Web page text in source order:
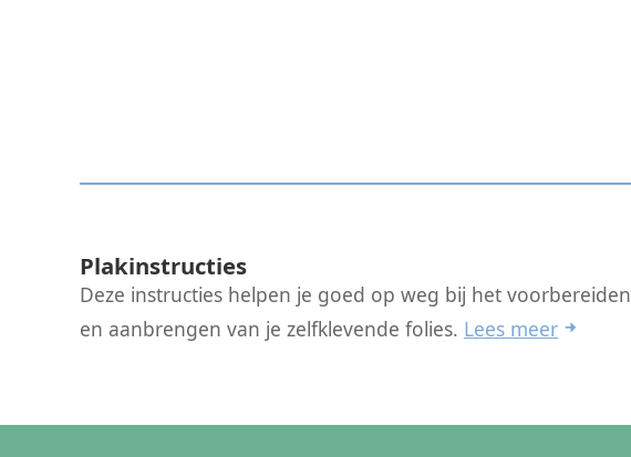
Plakinstructies
Deze instructies helpen je goed op weg bij het voorbereiden
en aanbrengen van je zelfklevende folies. Lees meer